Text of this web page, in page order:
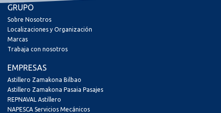
GRUPO
Sobre Nosotros
Localizaciones y Organización
Marcas
Trabaja con nosotros
EMPRESAS
Astillero Zamakona Bilbao
Astillero Zamakona Pasaia Pasajes
REPNAVAL Astillero
NAPESCA Servicios Mecánicos